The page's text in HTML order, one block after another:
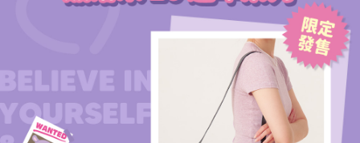
權轉讓予恩沛科技股份有限公司。
２．關於個人資料處理事宜，請瀏覽以下網址：
３．未成年的使用者請事先徵得法定代理人或監護人之同意方可使用
「AFTEE先享後付」，若未經同意申辦者引起之損失，本公司不負相關責
任。
４．使用「AFTEE先享後付」時，將依據個別帳號之用戶狀況，依本公司即
時審查核予不同之上限額度；若仍有額度不足之情形，本公司將視審查結果
請求用戶進行身份認證。
５．嚴禁一人註冊多個帳號或使用他人資訊註冊。若發現惡意使用之情形，
付款後7-11取貨
每筆NT$80，滿NT$1,000(含以上)免運費
每筆NT$80，滿NT$1,000(含以上)免運費
外島宅配
每筆NT$200